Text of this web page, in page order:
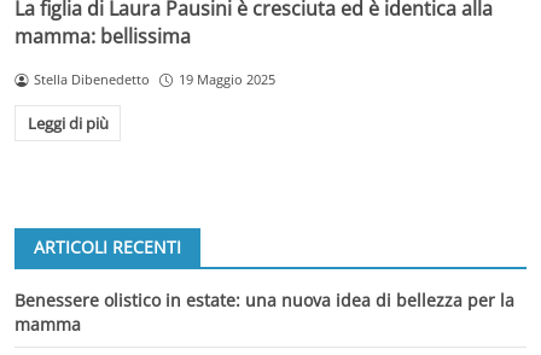
La figlia di Laura Pausini è cresciuta ed è identica alla
mamma: bellissima
Stella Dibenedetto 19 Maggio 2025
Leggi di più
ARTICOLI RECENTI
Benessere olistico in estate: una nuova idea di bellezza per la
mamma